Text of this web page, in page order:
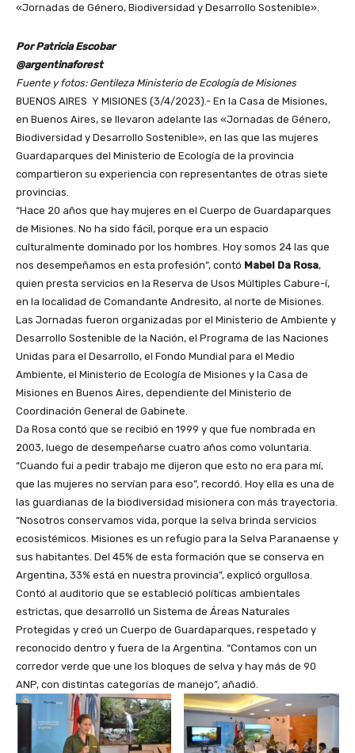
«Jornadas de Género, Biodiversidad y Desarrollo Sostenible».
Por Patricia Escobar
@argentinaforest
Fuente y fotos: Gentileza Ministerio de Ecología de Misiones
BUENOS AIRES Y MISIONES (3/4/2023).- En la Casa de Misiones,
en Buenos Aires, se llevaron adelante las «Jornadas de Género,
Biodiversidad y Desarrollo Sostenible», en las que las mujeres
Guardaparques del Ministerio de Ecología de la provincia
compartieron su experiencia con representantes de otras siete
provincias.
“Hace 20 años que hay mujeres en el Cuerpo de Guardaparques
de Misiones. No ha sido fácil, porque era un espacio
culturalmente dominado por los hombres. Hoy somos 24 las que
nos desempeñamos en esta profesión”, contó Mabel Da Rosa,
quien presta servicios en la Reserva de Usos Múltiples Cabure-í,
en la localidad de Comandante Andresito, al norte de Misiones.
Las Jornadas fueron organizadas por el Ministerio de Ambiente y
Desarrollo Sostenible de la Nación, el Programa de las Naciones
Unidas para el Desarrollo, el Fondo Mundial para el Medio
Ambiente, el Ministerio de Ecología de Misiones y la Casa de
Misiones en Buenos Aires, dependiente del Ministerio de
Coordinación General de Gabinete.
Da Rosa contó que se recibió en 1999 y que fue nombrada en
2003, luego de desempeñarse cuatro años como voluntaria.
“Cuando fui a pedir trabajo me dijeron que esto no era para mí,
que las mujeres no servían para eso”, recordó. Hoy ella es una de
las guardianas de la biodiversidad misionera con más trayectoria.
“Nosotros conservamos vida, porque la selva brinda servicios
ecosistémicos. Misiones es un refugio para la Selva Paranaense y
sus habitantes. Del 45% de esta formación que se conserva en
Argentina, 33% está en nuestra provincia”, explicó orgullosa.
Contó al auditorio que se estableció políticas ambientales
estrictas, que desarrolló un Sistema de Áreas Naturales
Protegidas y creó un Cuerpo de Guardaparques, respetado y
reconocido dentro y fuera de la Argentina. “Contamos con un
corredor verde que une los bloques de selva y hay más de 90
ANP, con distintas categorías de manejo”, añadió.